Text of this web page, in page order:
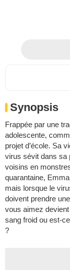
Synopsis
Frappée par une
adolescente,
projet d’école. Sa
virus sévit dans sa
voisins en
quarantaine,
mais lorsque le
doivent prendre
vous aimez
sang froid ou est-
?